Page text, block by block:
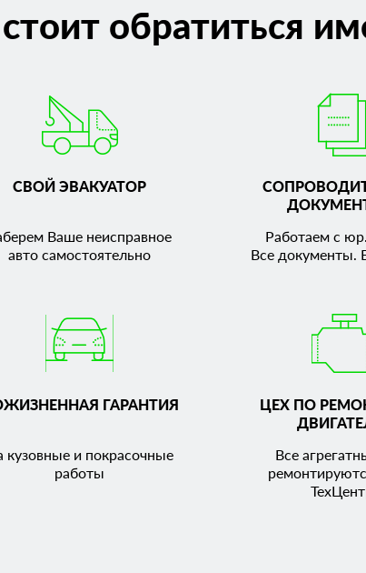
обратиться
СВОЙ ЭВАКУАТОР
Ваше неисправное
авто самостоятельно
Работаем с
Все документы.
ГАРАНТИЯ
кузовные и покрасочные
работы
ЦЕХ ПО
Все